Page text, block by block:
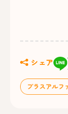
シェア